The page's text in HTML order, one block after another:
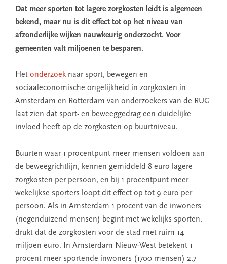
Dat meer sporten tot lagere zorgkosten leidt is algemeen
bekend, maar nu is dit effect tot op het niveau van
afzonderlijke wijken nauwkeurig onderzocht. Voor
gemeenten valt miljoenen te besparen.
Het onderzoeknaar sport, bewegen en
sociaaleconomische ongelijkheid in zorgkosten in
Amsterdam en Rotterdam van onderzoekers van de RUG
laat zien dat sport- en beweeggedrag een duidelijke
invloed heeft op de zorgkosten op buurtniveau.
Buurten waar 1 procentpunt meer mensen voldoen aan
de beweegrichtlijn, kennen gemiddeld 8 euro lagere
zorgkosten per persoon, en bij 1 procentpunt meer
wekelijkse sporters loopt dit effect op tot 9 euro per
persoon. Als in Amsterdam 1 procent van de inwoners
(negenduizend mensen) begint met wekelijks sporten,
drukt dat de zorgkosten voor de stad met ruim 14
miljoen euro. In Amsterdam Nieuw-West betekent 1
procent meer sportende inwoners (1700 mensen) 2,7